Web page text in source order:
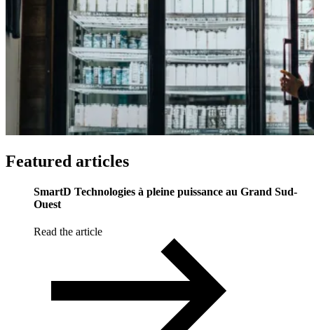
Featured articles
SmartD Technologies à pleine puissance au Grand Sud-
Ouest
Read the article